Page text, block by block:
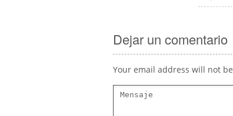
Dejar un comentario
Your email address will not